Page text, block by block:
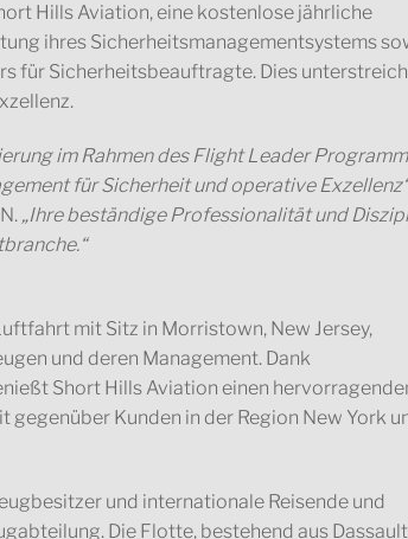
Hills Aviation, eine kostenlose jährliche
ihres Sicherheitsmanagementsystems
für Sicherheitsbeauftragte. Dies
im Rahmen des Flight Leader
für Sicherheit und operative
„Ihre beständige Professionalität und
mit Sitz in Morristown, New Jersey,
und deren Management. Dank
Short Hills Aviation einen
Kunden in der Region New York
und internationale Reisende und
Die Flotte, bestehend aus Dassault